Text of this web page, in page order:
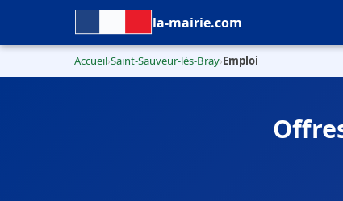
la-mairie.com
Accueil›Saint-Sauveur-lès-Bray›Emploi